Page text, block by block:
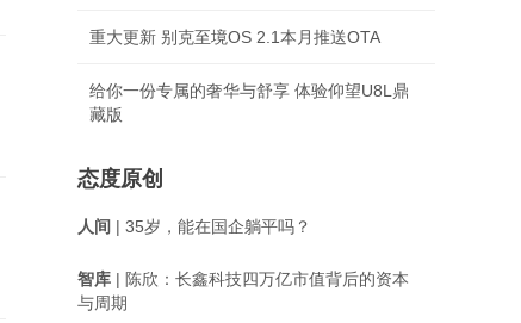
重大更新 别克至境OS 2.1本月推送OTA
给你一份专属的奢华与舒享 体验仰望U8L鼎
藏版
态度原创
人间 | 35岁，能在国企躺平吗？
智库 | 陈欣：长鑫科技四万亿市值背后的资本
与周期